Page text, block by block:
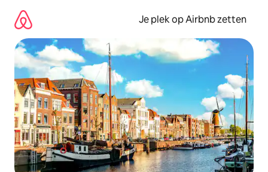
direct
naar
inhoud
Je plek op Airbnb zetten